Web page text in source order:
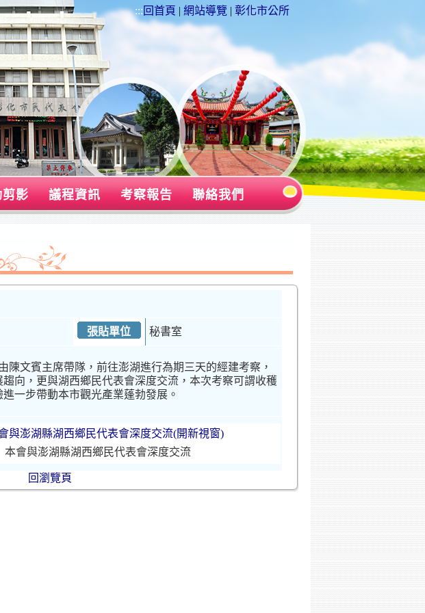
::: 回首頁 | 網站導覽 | 彰化市公所
剪影 議程資訊 考察報告 聯絡我們
張貼單位 秘書室
陳文賓主席帶隊，前往澎湖進行為期三天的經建考察，
向，更與湖西鄉民代表會深度交流，本次考察可謂收穫
一步帶動本市觀光產業蓬勃發展。
本會與澎湖縣湖西鄉民代表會深度交流
回瀏覽頁